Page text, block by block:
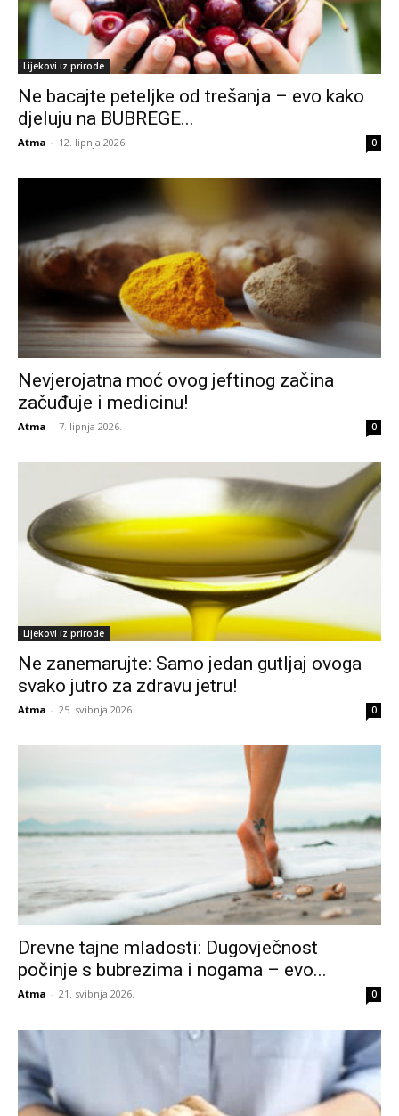
Lijekovi iz prirode
Ne bacajte peteljke od trešanja – evo kako
djeluju na BUBREGE...
Atma - 12. lipnja 2026. 0
Nevjerojatna moć ovog jeftinog začina
začuđuje i medicinu!
Atma - 7. lipnja 2026. 0
Lijekovi iz prirode
Ne zanemarujte: Samo jedan gutljaj ovoga
svako jutro za zdravu jetru!
Atma - 25. svibnja 2026. 0
Drevne tajne mladosti: Dugovječnost
počinje s bubrezima i nogama – evo...
Atma - 21. svibnja 2026. 0